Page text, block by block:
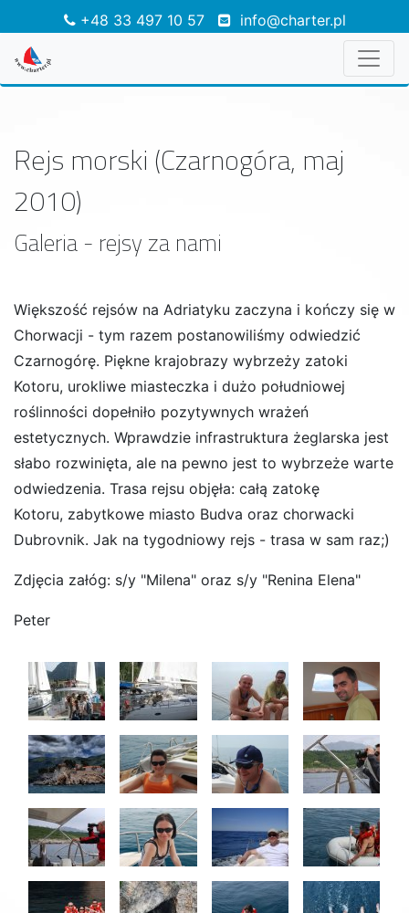
+48 33 497 10 57 info@charter.pl
Rejs morski (Czarnogóra, maj
2010)
Galeria - rejsy za nami
Większość rejsów na Adriatyku zaczyna i kończy się w
Chorwacji - tym razem postanowiliśmy odwiedzić
Czarnogórę. Piękne krajobrazy wybrzeży zatoki
Kotoru, urokliwe miasteczka i dużo południowej
roślinności dopełniło pozytywnych wrażeń
estetycznych. Wprawdzie infrastruktura żeglarska jest
słabo rozwinięta, ale na pewno jest to wybrzeże warte
odwiedzenia. Trasa rejsu objęła: całą zatokę
Kotoru, zabytkowe miasto Budva oraz chorwacki
Dubrovnik. Jak na tygodniowy rejs - trasa w sam raz;)
Zdjęcia załóg: s/y "Milena" oraz s/y "Renina Elena"
Peter